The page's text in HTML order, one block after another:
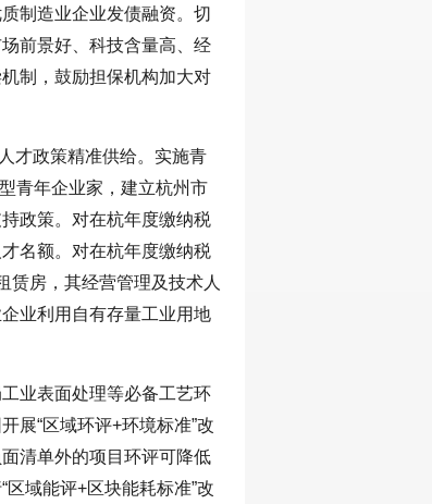
制造业企业发债融资。切
前景好、科技含量高、经
制，鼓励担保机构加大对
才政策精准供给。实施青
青年企业家，建立杭州市
政策。对在杭年度缴纳税
名额。对在杭年度缴纳税
赁房，其经营管理及技术人
业利用自有存量工业用地
业表面处理等必备工艺环
展“区域环评+环境标准”改
清单外的项目环评可降低
域能评+区块能耗标准”改